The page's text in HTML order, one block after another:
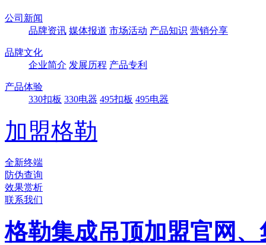
公司新闻
品牌资讯 媒体报道 市场活动 产品知识 营销分享
品牌文化
企业简介 发展历程 产品专利
产品体验
330扣板 330电器 495扣板 495电器
加盟格勒
全新终端
防伪查询
效果赏析
联系我们
格勒集成吊顶加盟官网